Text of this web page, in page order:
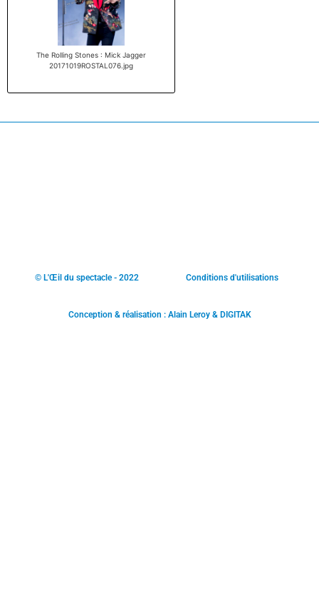
The Rolling Stones : Mick Jagger
20171019ROSTAL076.jpg
© L'Œil du spectacle - 2022 Conditions d'utilisations
Conception & réalisation : Alain Leroy & DIGITAK